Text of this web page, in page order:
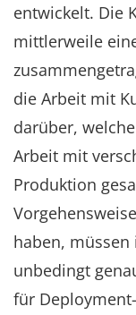
entwickelt. Die
mittlerweile
die Arbeit mit
darüber,
Arbeit mit
Produktion
haben,
unbedingt
für